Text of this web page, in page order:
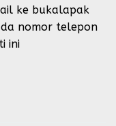
ke bukalapak
nomor telepon
ini